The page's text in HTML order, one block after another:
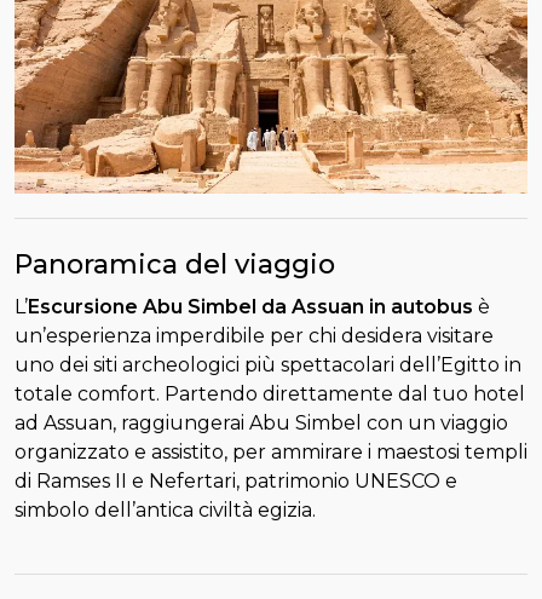
Panoramica del viaggio
L’Escursione Abu Simbel da Assuan in autobus è
un’esperienza imperdibile per chi desidera visitare
uno dei siti archeologici più spettacolari dell’Egitto in
totale comfort. Partendo direttamente dal tuo hotel
ad Assuan, raggiungerai Abu Simbel con un viaggio
organizzato e assistito, per ammirare i maestosi templi
di Ramses II e Nefertari, patrimonio UNESCO e
simbolo dell’antica civiltà egizia.